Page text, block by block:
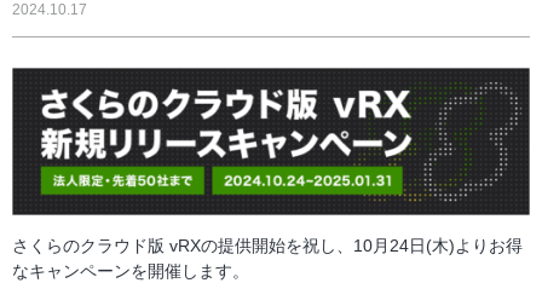
2024.10.17
さくらのクラウド版 vRXの提供開始を祝し、10月24日(木)よりお得
なキャンペーンを開催します。